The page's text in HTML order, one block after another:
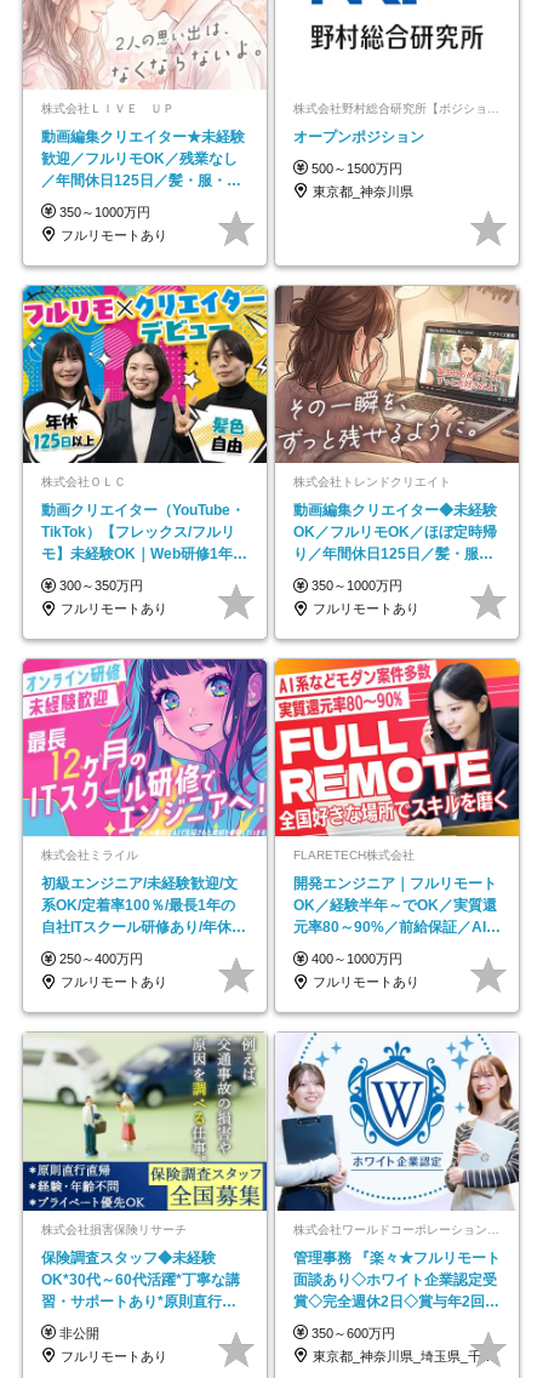
株式会社ＬＩＶＥ ＵＰ
動画編集クリエイター★未経験
歓迎／フルリモOK／残業なし
／年間休日125日／髪・服・ネ
イル自由／研修充実で安心
350～1000万円
フルリモートあり
オープンポジション
500～1500万円
東京都_神奈川県
株式会社ＯＬＣ
動画クリエイター（YouTube・
TikTok）【フレックス/フルリ
モ】未経験OK｜Web研修1年間
｜副業OK
300～350万円
フルリモートあり
株式会社トレンドクリエイト
動画編集クリエイター◆未経験
OK／フルリモOK／ほぼ定時帰
り／年間休日125日／髪・服・
ネイル自由／副業OK
350～1000万円
フルリモートあり
株式会社ミライル
初級エンジニア/未経験歓迎/文
系OK/定着率100％/最長1年の
自社ITスクール研修あり/年休
130日
250～400万円
フルリモートあり
FLARETECH株式会社
開発エンジニア｜フルリモート
OK／経験半年～でOK／実質還
元率80～90%／前給保証／AI系
など最先端案件多数
400～1000万円
フルリモートあり
株式会社損害保険リサーチ
保険調査スタッフ◆未経験
OK*30代～60代活躍*丁寧な講
習・サポートあり*原則直行直
帰／全国募集・業務委託
非公開
フルリモートあり
管理事務 『楽々★フルリモート
面談あり◇ホワイト企業認定受
賞◇完全週休2日◇賞与年2回
/p13
350～600万円
東京都_神奈川県_埼玉県_千葉県_大阪府…